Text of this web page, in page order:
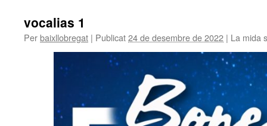
vocalias 1
Perbaixllobregat | Publicat24 de desembre de 2022 | La mida